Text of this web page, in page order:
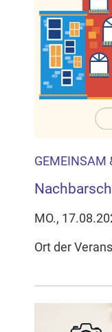
GEMEINSAM
MO.,
Ort der